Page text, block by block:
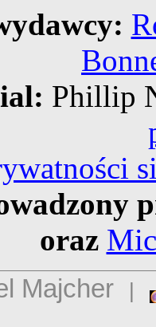
Phillip
oraz
Majcher |